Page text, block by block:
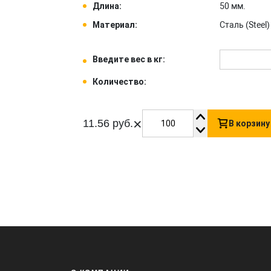
Длина:
50 мм.
Материал:
Сталь (Steel) .
Введите вес в кг:
Количество:
11.56 руб.× В корзину